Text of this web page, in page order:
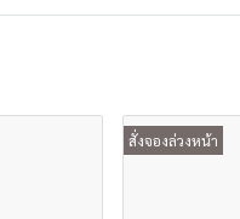
สั่งจองล่วงหน้า